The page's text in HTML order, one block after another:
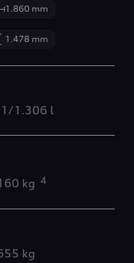
1.860 mm
1.478 mm
1.306 l
kg 4
kg